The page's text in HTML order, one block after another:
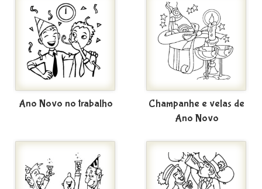
Ano Novo no trabalho
Champanhe e velas de
Ano Novo